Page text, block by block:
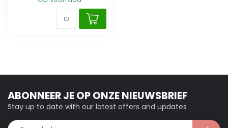
ABONNEER JE OP ONZE NIEUWSBRIEF
Stay up to date with our latest offers and updates